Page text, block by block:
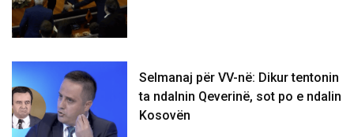
Selmanaj për VV-në: Dikur tentonin
ta ndalnin Qeverinë, sot po e ndalin
Kosovën